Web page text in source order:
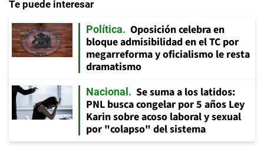
Te puede interesar
Política
Oposición celebra en
bloque admisibilidad en el TC por
megarreforma y oficialismo le resta
dramatismo
Nacional
Se suma a los latidos:
PNL busca congelar por 5 años Ley
Karin sobre acoso laboral y sexual
por "colapso" del sistema